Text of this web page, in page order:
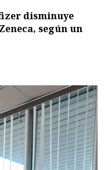
disminuye
según un